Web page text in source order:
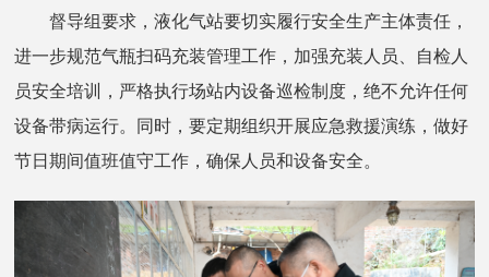
督导组要求，液化气站要切实履行安全生产主体责任，
进一步规范气瓶扫码充装管理工作，加强充装人员、自检人
员安全培训，严格执行场站内设备巡检制度，绝不允许任何
设备带病运行。同时，要定期组织开展应急救援演练，做好
节日期间值班值守工作，确保人员和设备安全。